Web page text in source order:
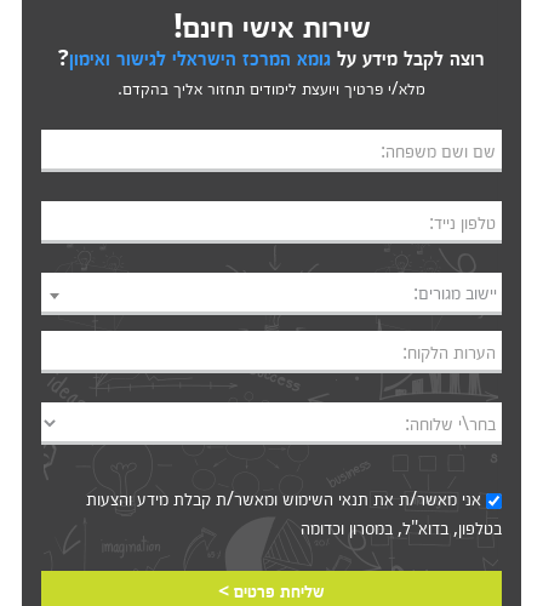
שירות אישי חינם!
רוצה לקבל מידע על גומא המרכז הישראלי לגישור ואימון?
מלא/י פרטיך ויועצת לימודים תחזור אליך בהקדם.
שם ושם משפחה:
טלפון נייד:
יישוב מגורים:
הערות הלקוח:
בחר\י שלוחה:
אני מאשר/ת את תנאי השימושומאשר/ת קבלת מידע והצעות
בטלפון, בדוא"ל, במסרון וכדומה‎‎
שליחת פרטים >